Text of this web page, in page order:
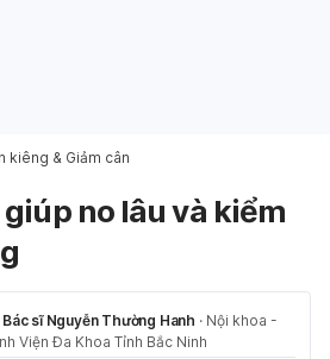
kiêng & Giảm cân
no lâu và kiểm
Bác sĩ Nguyễn Thường Hanh · Nội khoa -
Viện Đa Khoa Tỉnh Bắc Ninh